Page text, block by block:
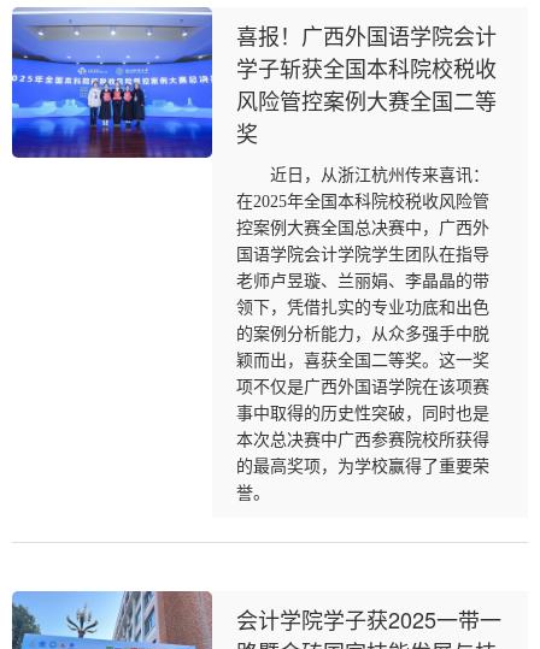
喜报！广西外国语学院会计
学子斩获全国本科院校税收
风险管控案例大赛全国二等
奖
近日，从浙江杭州传来喜讯：
在2025年全国本科院校税收风险管
控案例大赛全国总决赛中，广西外
国语学院会计学院学生团队在指导
老师卢昱璇、兰丽娟、李晶晶的带
领下，凭借扎实的专业功底和出色
的案例分析能力，从众多强手中脱
颖而出，喜获全国二等奖。这一奖
项不仅是广西外国语学院在该项赛
事中取得的历史性突破，同时也是
本次总决赛中广西参赛院校所获得
的最高奖项，为学校赢得了重要荣
誉。
会计学院学子获2025一带一